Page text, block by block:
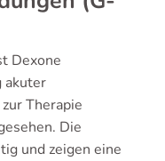
Dexone
akuter
Therapie
Die
und zeigen eine